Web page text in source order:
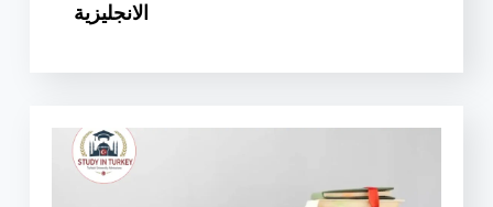
الانجليزية